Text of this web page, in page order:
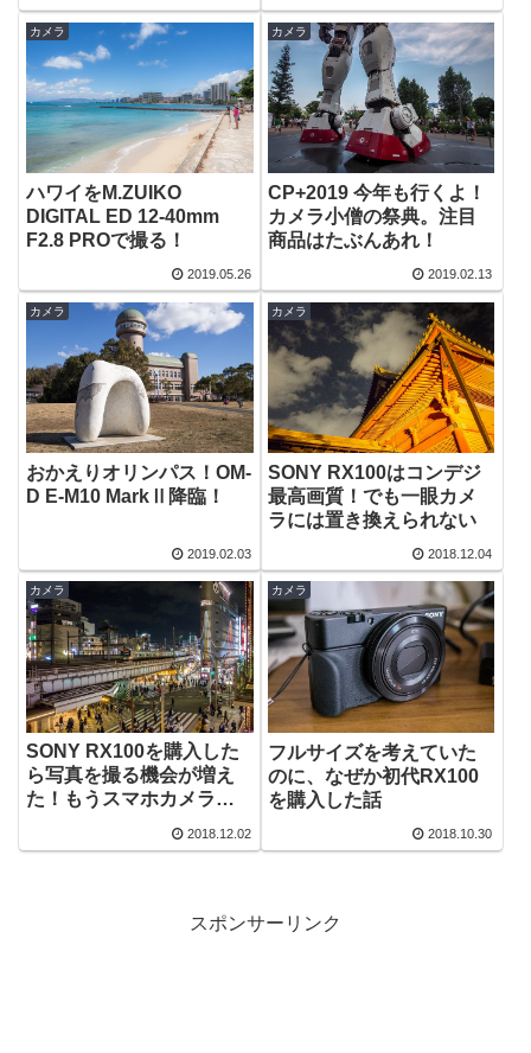
カメラ
ハワイをM.ZUIKO
DIGITAL ED 12-40mm
F2.8 PROで撮る！
2019.05.26
カメラ
CP+2019 今年も行くよ！
カメラ小僧の祭典。注目
商品はたぶんあれ！
2019.02.13
カメラ
おかえりオリンパス！OM-
D E-M10 MarkⅡ降臨！
2019.02.03
カメラ
SONY RX100はコンデジ
最高画質！でも一眼カメ
ラには置き換えられない
2018.12.04
カメラ
SONY RX100を購入した
ら写真を撮る機会が増え
た！もうスマホカメラは
2018.12.02
カメラ
フルサイズを考えていた
のに、なぜか初代RX100
を購入した話
2018.10.30
スポンサーリンク